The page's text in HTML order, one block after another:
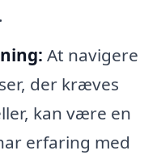
At navigere
der kræves
kan være en
erfaring med